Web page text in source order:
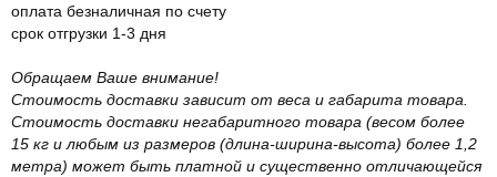
оплата безналичная по счету
срок отгрузки 1-3 дня
Обращаем Ваше внимание!
Стоимость доставки зависит от веса и габарита товара.
Стоимость доставки негабаритного товара (весом более
15 кг и любым из размеров (длина-ширина-высота) более 1,2
метра) может быть платной и существенно отличающейся